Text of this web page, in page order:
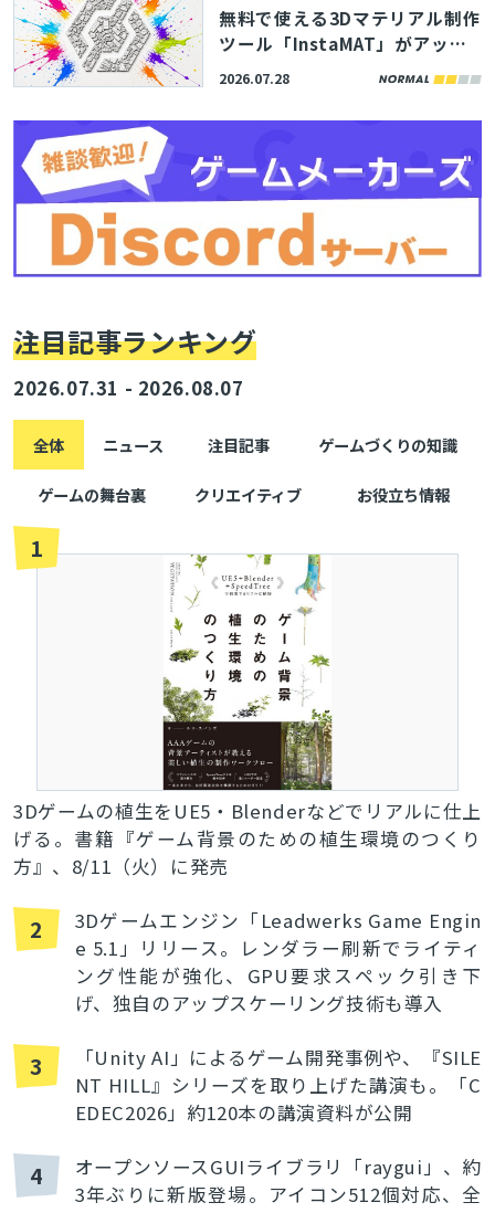
無料で使える3Dマテリアル制作
ツール「InstaMAT」がアップ
デート。UV上に直接ペイント
2026.07.28
注目記事ランキング
2026.07.31 - 2026.08.07
全体 ニュース 注目記事 ゲームづくりの知識
ゲームの舞台裏 クリエイティブ お役立ち情報
1
3Dゲームの植生をUE5・Blenderなどでリアルに仕上
げる。書籍『ゲーム背景のための植生環境のつくり
方』、8/11（火）に発売
2
3Dゲームエンジン「Leadwerks Game Engin
e 5.1」リリース。レンダラー刷新でライティ
ング性能が強化、GPU要求スペック引き下
げ、独自のアップスケーリング技術も導入
3
「Unity AI」によるゲーム開発事例や、『SILE
NT HILL』シリーズを取り上げた講演も。「C
EDEC2026」約120本の講演資料が公開
4
オープンソースGUIライブラリ「raygui」、約
3年ぶりに新版登場。アイコン512個対応、全
検索